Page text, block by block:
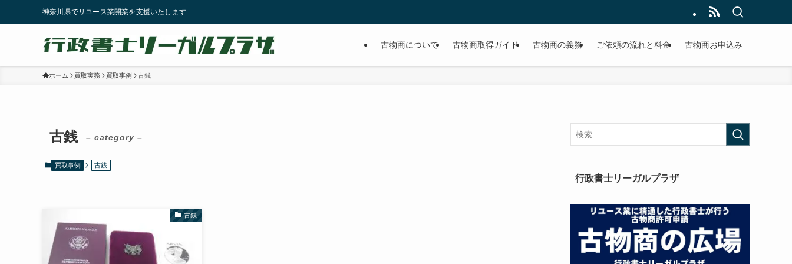
神奈川県でリユース業開業を支援いたします
古物商について 古物商取得ガイド 古物商の義務 ご依頼の流れと料金 古物商お申込み
ホーム 買取実務 買取事例 古銭
古銭 – category –
買取事例 古銭
古銭
行政書士リーガルプラザ